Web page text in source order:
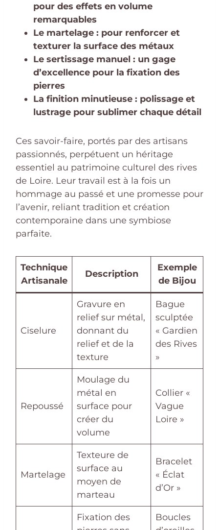
pour des effets en volume
remarquables
Le martelage : pour renforcer et
texturer la surface des métaux
Le sertissage manuel : un gage
d’excellence pour la fixation des
pierres
La finition minutieuse : polissage et
lustrage pour sublimer chaque détail
Ces savoir-faire, portés par des artisans
passionnés, perpétuent un héritage
essentiel au patrimoine culturel des rives
de Loire. Leur travail est à la fois un
hommage au passé et une promesse pour
l’avenir, reliant tradition et création
contemporaine dans une symbiose
parfaite.
Technique
Artisanale
Description
Exemple
de Bijou
Ciselure
Gravure en
relief sur métal,
donnant du
relief et de la
texture
Bague
sculptée
« Gardien
des Rives
»
Repoussé
Moulage du
métal en
surface pour
créer du
volume
Collier «
Vague
Loire »
Martelage
Texteure de
surface au
moyen de
marteau
Bracelet
« Éclat
d’Or »
Fixation des
Boucles